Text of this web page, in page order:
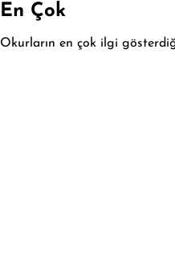
En Çok
Okurların en çok ilgi